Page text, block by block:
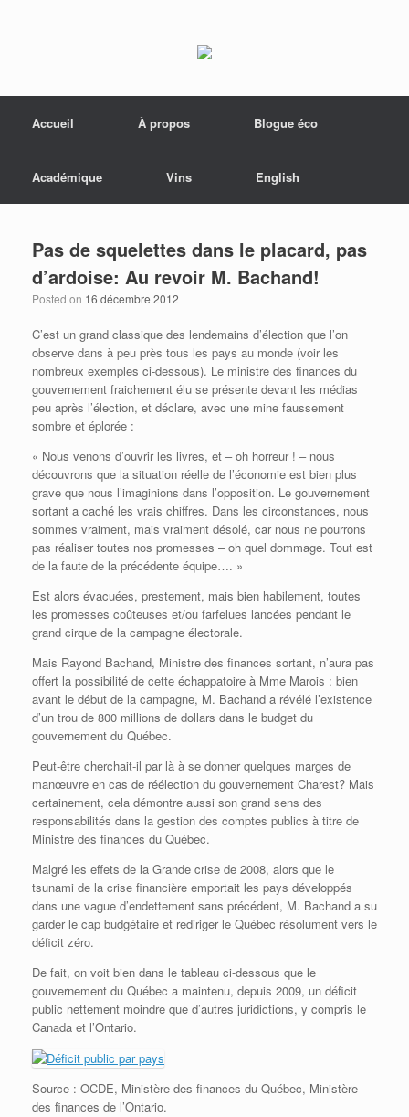
Accueil
À propos Blogue éco
Académique Vins English
Pas de squelettes dans le placard, pas
d’ardoise: Au revoir M. Bachand!
Posted on 16 décembre 2012
C’est un grand classique des lendemains d’élection que l’on
observe dans à peu près tous les pays au monde (voir les
nombreux exemples ci-dessous). Le ministre des finances du
gouvernement fraichement élu se présente devant les médias
peu après l’élection, et déclare, avec une mine faussement
sombre et éplorée :
« Nous venons d’ouvrir les livres, et – oh horreur ! – nous
découvrons que la situation réelle de l’économie est bien plus
grave que nous l’imaginions dans l’opposition. Le gouvernement
sortant a caché les vrais chiffres. Dans les circonstances, nous
sommes vraiment, mais vraiment désolé, car nous ne pourrons
pas réaliser toutes nos promesses – oh quel dommage. Tout est
de la faute de la précédente équipe…. »
Est alors évacuées, prestement, mais bien habilement, toutes
les promesses coûteuses et/ou farfelues lancées pendant le
grand cirque de la campagne électorale.
Mais Rayond Bachand, Ministre des finances sortant, n’aura pas
offert la possibilité de cette échappatoire à Mme Marois : bien
avant le début de la campagne, M. Bachand a révélé l’existence
d’un trou de 800 millions de dollars dans le budget du
gouvernement du Québec.
Peut-être cherchait-il par là à se donner quelques marges de
manœuvre en cas de réélection du gouvernement Charest? Mais
certainement, cela démontre aussi son grand sens des
responsabilités dans la gestion des comptes publics à titre de
Ministre des finances du Québec.
Malgré les effets de la Grande crise de 2008, alors que le
tsunami de la crise financière emportait les pays développés
dans une vague d’endettement sans précédent, M. Bachand a su
garder le cap budgétaire et rediriger le Québec résolument vers le
déficit zéro.
De fait, on voit bien dans le tableau ci-dessous que le
gouvernement du Québec a maintenu, depuis 2009, un déficit
public nettement moindre que d’autres juridictions, y compris le
Canada et l’Ontario.
Source : OCDE, Ministère des finances du Québec, Ministère
des finances de l’Ontario.